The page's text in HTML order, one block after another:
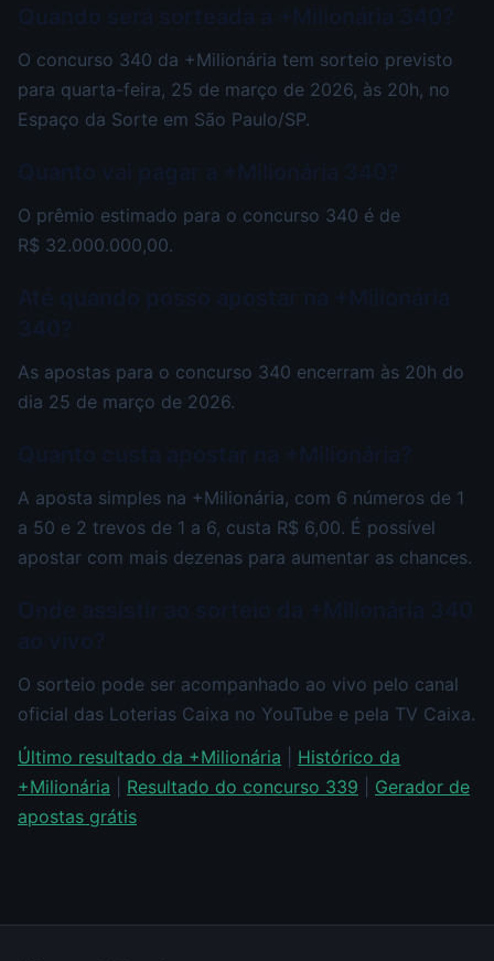
O concurso 340 da +Milionária tem sorteio previsto
para quarta-feira, 25 de março de 2026, às 20h, no
Espaço da Sorte em São Paulo/SP.
O prêmio estimado para o concurso 340 é de
R$ 32.000.000,00.
As apostas para o concurso 340 encerram às 20h do
dia 25 de março de 2026.
A aposta simples na +Milionária, com 6 números de 1
a 50 e 2 trevos de 1 a 6, custa R$ 6,00. É possível
apostar com mais dezenas para aumentar as chances.
O sorteio pode ser acompanhado ao vivo pelo canal
oficial das Loterias Caixa no YouTube e pela TV Caixa.
Último resultado da +Milionária
Histórico da
+Milionária
Resultado do concurso 339
Gerador de
apostas grátis